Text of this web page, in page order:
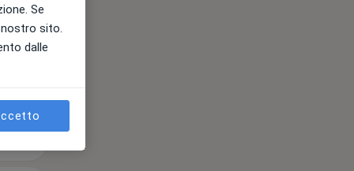
Se
sito.
dalle